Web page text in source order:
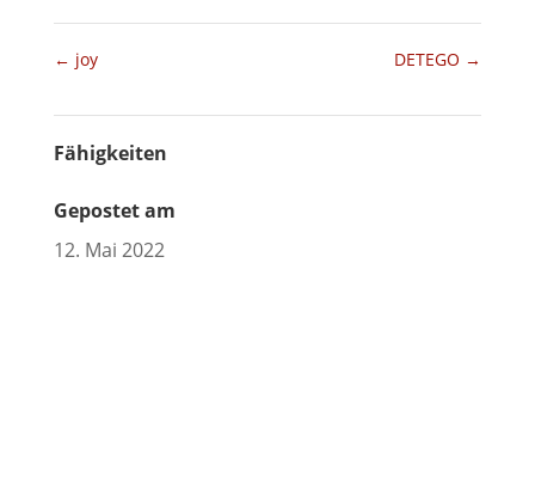
← joy DETEGO →
Fähigkeiten
Gepostet am
12. Mai 2022